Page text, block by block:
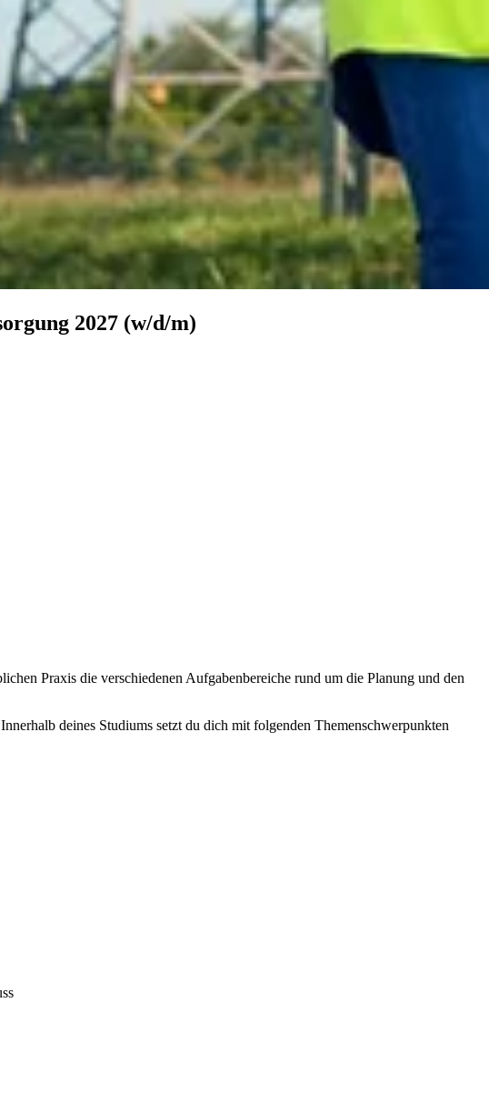
2027 (w/​d/​m)
Praxis die verschiedenen Aufgabenbereiche rund um die Planung und den
deines Studiums setzt du dich mit folgenden Themenschwerpunkten